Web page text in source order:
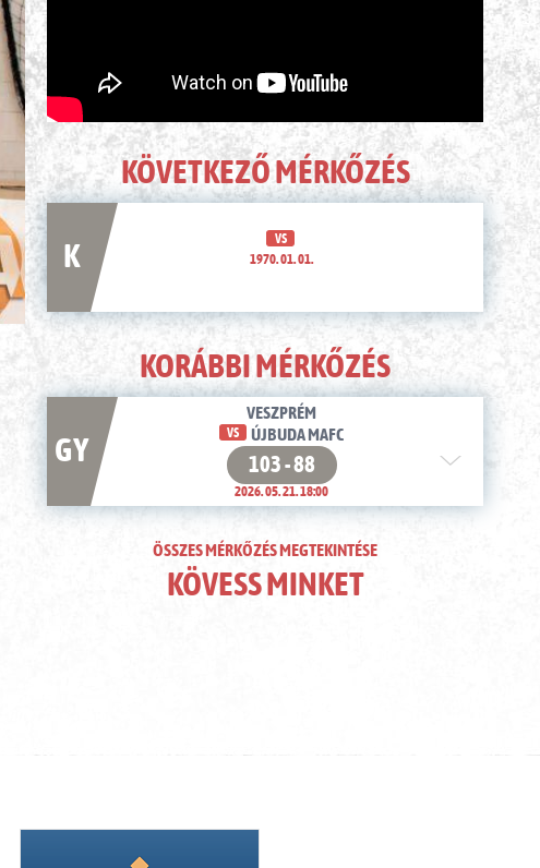
KÖVETKEZŐ MÉRKŐZÉS
K
VS
1970. 01. 01.
KORÁBBI MÉRKŐZÉS
GY
VESZPRÉM
VS ÚJBUDA MAFC
103 - 88
2026. 05. 21. 18:00
ÖSSZES MÉRKŐZÉS MEGTEKINTÉSE
KÖVESS MINKET